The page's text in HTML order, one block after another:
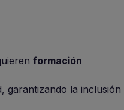
formación
garantizando la inclusión